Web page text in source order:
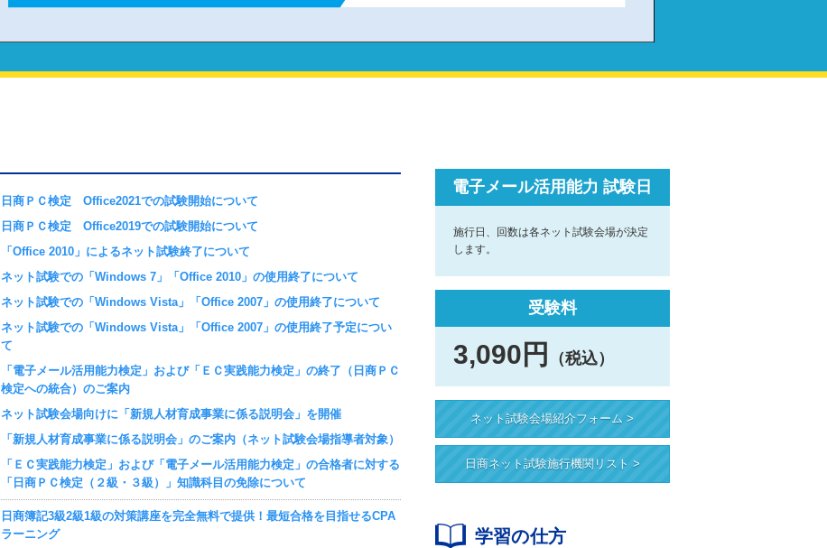
日商ＰＣ検定 Office2021での試験開始について
日商ＰＣ検定 Office2019での試験開始について
「Office 2010」によるネット試験終了について
ネット試験での「Windows 7」「Office 2010」の使用終了について
ネット試験での「Windows Vista」「Office 2007」の使用終了について
ネット試験での「Windows Vista」「Office 2007」の使用終了予定につい
て
「電子メール活用能力検定」および「ＥＣ実践能力検定」の終了（日商ＰＣ
検定への統合）のご案内
ネット試験会場向けに「新規人材育成事業に係る説明会」を開催
「新規人材育成事業に係る説明会」のご案内（ネット試験会場指導者対象）
「ＥＣ実践能力検定」および「電子メール活用能力検定」の合格者に対する
「日商ＰＣ検定（２級・３級）」知識科目の免除について
日商簿記3級2級1級の対策講座を完全無料で提供！最短合格を目指せるCPA
ラーニング
電子メール活用能力 試験日
施行日、回数は各ネット試験会場が決定
します。
受験料
3,090円 （税込）
ネット試験会場紹介フォーム >
日商ネット試験施行機関リスト >
学習の仕方